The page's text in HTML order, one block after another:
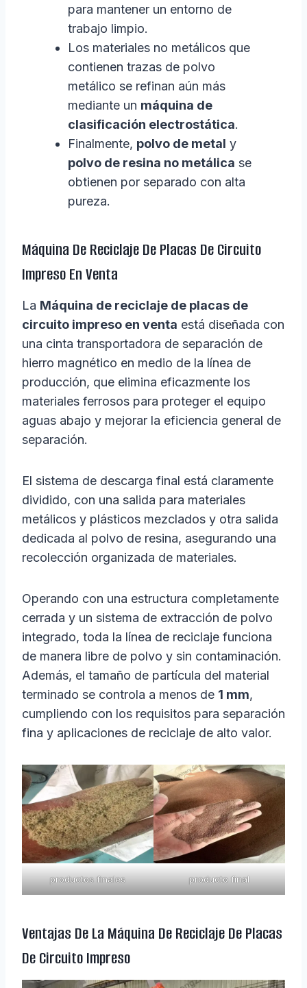
para mantener un entorno de
trabajo limpio.
Los materiales no metálicos que
contienen trazas de polvo
metálico se refinan aún más
mediante un máquina de
clasificación electrostática.
Finalmente, polvo de metal y
polvo de resina no metálica se
obtienen por separado con alta
pureza.
Máquina De Reciclaje De Placas De Circuito
Impreso En Venta
La Máquina de reciclaje de placas de
circuito impreso en venta está diseñada con
una cinta transportadora de separación de
hierro magnético en medio de la línea de
producción, que elimina eficazmente los
materiales ferrosos para proteger el equipo
aguas abajo y mejorar la eficiencia general de
separación.
El sistema de descarga final está claramente
dividido, con una salida para materiales
metálicos y plásticos mezclados y otra salida
dedicada al polvo de resina, asegurando una
recolección organizada de materiales.
Operando con una estructura completamente
cerrada y un sistema de extracción de polvo
integrado, toda la línea de reciclaje funciona
de manera libre de polvo y sin contaminación.
Además, el tamaño de partícula del material
terminado se controla a menos de 1 mm,
cumpliendo con los requisitos para separación
fina y aplicaciones de reciclaje de alto valor.
productos finales producto final
Ventajas De La Máquina De Reciclaje De Placas
De Circuito Impreso